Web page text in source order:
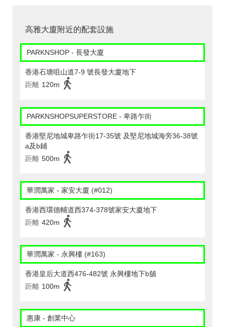
高雅大廈附近的配套設施
PARKNSHOP - 長發大廈
香港石塘咀山道7-9 號長發大廈地下
距離 120m
PARKNSHOPSUPERSTORE - 卑路乍街
香港堅尼地城卑路乍街17-35號 及堅尼地城海旁36-38號
a及b鋪
距離 500m
華潤萬家 - 家安大廈 (#012)
香港西環德輔道西374-378號家安大廈地下
距離 420m
華潤萬家 - 永興樓 (#163)
香港皇后大道西476-482號 永興樓地下b舖
距離 100m
惠康 - 創業中心